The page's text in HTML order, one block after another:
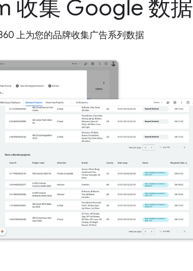
收集 Google 数据
上为您的品牌收集广告系列数据